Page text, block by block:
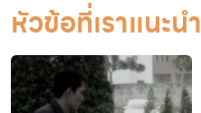
หัวข้อที่เราแนะนำ